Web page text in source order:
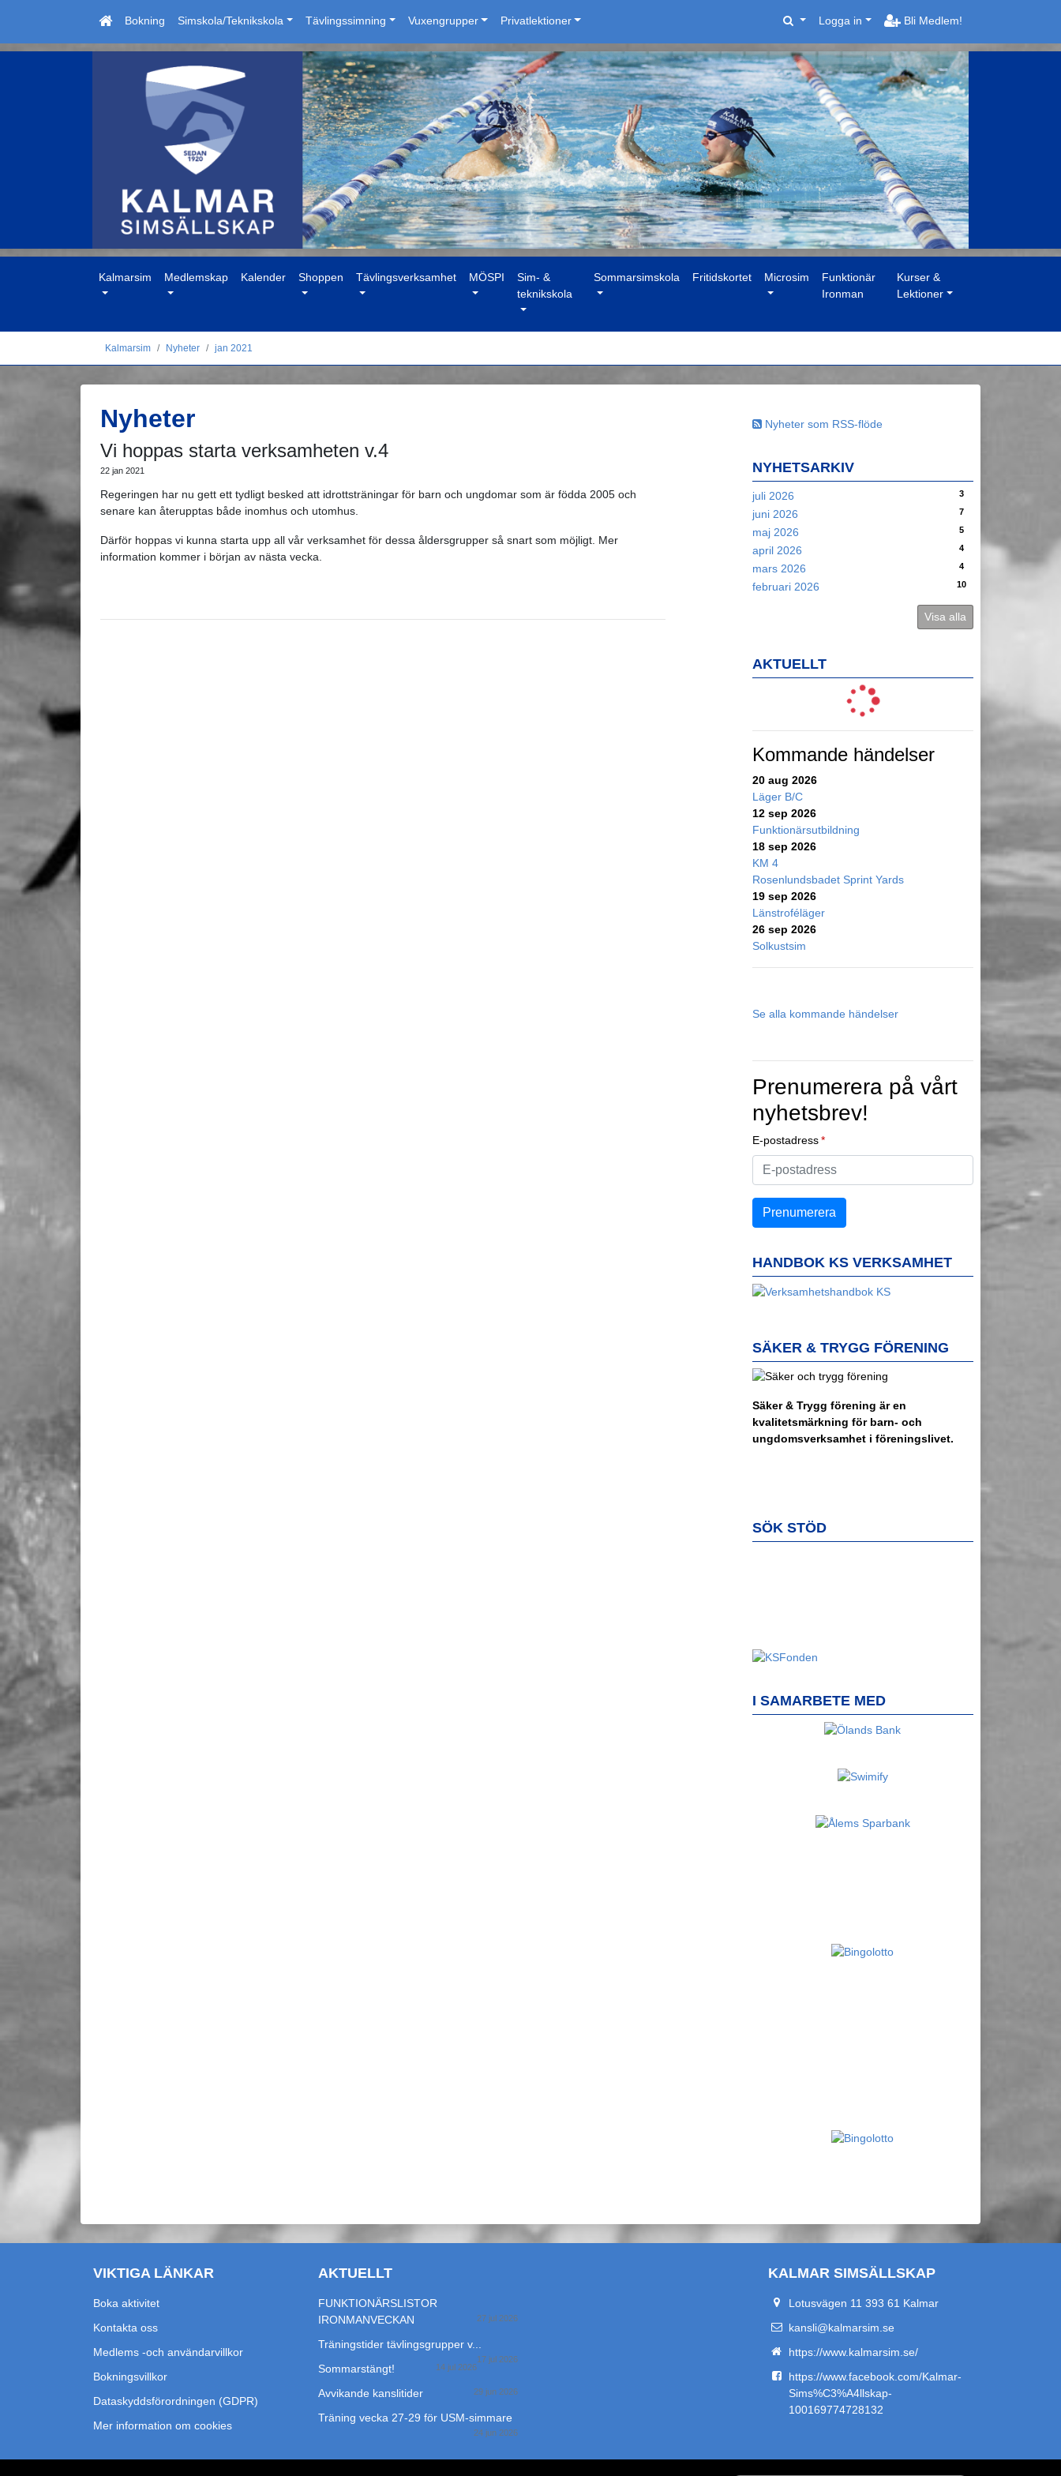
Bokning Simskola/Teknikskola Tävlingssimning Vuxengrupper Privatlektioner Logga in Bli Medlem!
Kalmarsim Medlemskap Kalender Shoppen Tävlingsverksamhet MÖSPI
Sim- &
teknikskola
Sommarsimskola Fritidskortet Microsim
Funktionär
Ironman
Kurser &
Lektioner
Kalmarsim Nyheter jan 2021
Nyheter som RSS-flöde
NYHETSARKIV
juli 2026 3
juni 2026 7
maj 2026 5
april 2026 4
mars 2026 4
februari 2026 10
Visa alla
AKTUELLT
Kommande händelser
20 aug 2026
Läger B/C
12 sep 2026
Funktionärsutbildning
18 sep 2026
KM 4
Rosenlundsbadet Sprint Yards
19 sep 2026
Länstroféläger
26 sep 2026
Solkustsim
Se alla kommande händelser
Prenumerera på vårt
nyhetsbrev!
E-postadress
HANDBOK KS VERKSAMHET
SÄKER & TRYGG FÖRENING
Säker & Trygg förening är en
kvalitetsmärkning för barn- och
ungdomsverksamhet i föreningslivet.
SÖK STÖD
I SAMARBETE MED
Nyheter
Vi hoppas starta verksamheten v.4
22 jan 2021
Regeringen har nu gett ett tydligt besked att idrottsträningar för barn och ungdomar som är födda 2005 och
senare kan återupptas både inomhus och utomhus.
Därför hoppas vi kunna starta upp all vår verksamhet för dessa åldersgrupper så snart som möjligt. Mer
information kommer i början av nästa vecka.
VIKTIGA LÄNKAR
Boka aktivitet
Kontakta oss
Medlems -och användarvillkor
Bokningsvillkor
Dataskyddsförordningen (GDPR)
Mer information om cookies
AKTUELLT
FUNKTIONÄRSLISTOR
IRONMANVECKAN
27 jul 2026
Träningstider tävlingsgrupper v...
17 jul 2026
Sommarstängt! 14 jul 2026
Avvikande kanslitider 29 jun 2026
Träning vecka 27-29 för USM-simmare
24 jun 2026
KALMAR SIMSÄLLSKAP
Lotusvägen 11 393 61 Kalmar
kansli@kalmarsim.se
https://www.kalmarsim.se/
https://www.facebook.com/Kalmar-
Sims%C3%A4llskap-
100169774728132